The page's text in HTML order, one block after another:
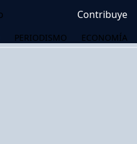
Contribuye
PERIODISMO ECONOMÍA